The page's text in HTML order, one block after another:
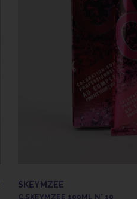
SKEYMZEE
C.SKEYMZEE 100ML N° 10